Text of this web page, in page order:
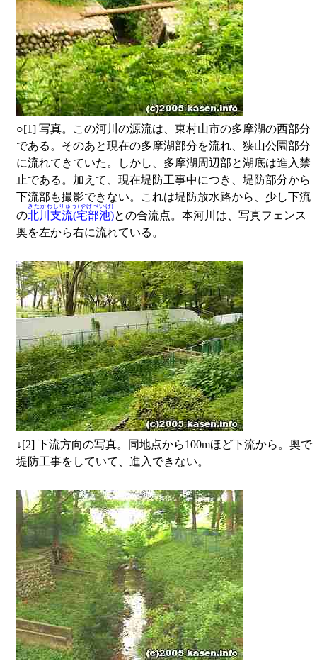
○[1] 写真。この河川の源流は、東村山市の多摩湖の西部分
である。そのあと現在の多摩湖部分を流れ、狭山公園部分
に流れてきていた。しかし、多摩湖周辺部と湖底は進入禁
止である。加えて、現在堤防工事中につき、堤防部分から
下流部も撮影できない。これは堤防放水路から、少し下流
の北川支流(宅部池)
きたかわしりゅう(やけべいけ)
との合流点。本河川は、写真フェンス
奥を左から右に流れている。
↓[2] 下流方向の写真。同地点から100mほど下流から。奥で
堤防工事をしていて、進入できない。